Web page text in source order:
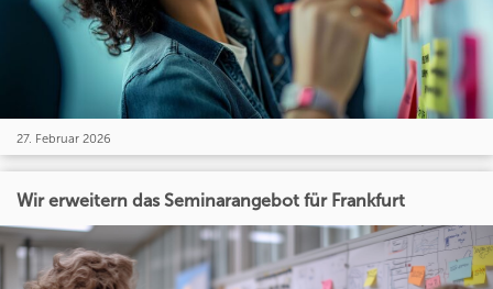
27. Februar 2026
Wir erweitern das Seminarangebot für Frankfurt